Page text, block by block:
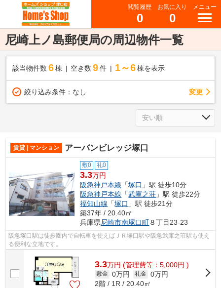
閲覧履歴
0
お気に入り
0
メニュー
尼崎上ノ島郵便局の周辺物件一覧
該当物件数 6棟 空き数 9 件 1～6 棟を表示
絞り込み条件： なし 変更
賃貸 | マンション アーバンビレッジ塚口
敷0 礼0
3.3万円
阪急神戸本線 「塚口 」駅 徒歩10分
阪急神戸本線 「武庫之荘 」駅 徒歩22分
福知山線 「塚口 」駅 徒歩21分
築37年 / 20.40㎡
兵庫県尼崎市南塚口町８丁目23-23
阪急塚口駅は徒歩圏内で自転車を使えばＪＲ塚口駅や阪急武庫之荘駅も使え
る便利な立地です。
3.3万円 (管理費等：5,000円 )
敷金 0万円 礼金 0万円
2階 / 1R / 20.40㎡